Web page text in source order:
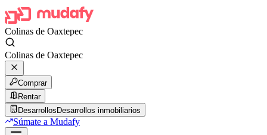
Colinas de Oaxtepec
Colinas de Oaxtepec
Comprar
Rentar
Desarrollos Desarrollos inmobiliarios
Súmate a Mudafy